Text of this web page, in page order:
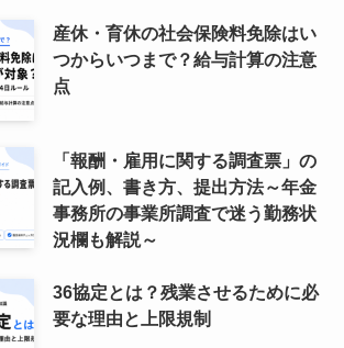
産休・育休の社会保険料免除はい
つからいつまで？給与計算の注意
点
「報酬・雇用に関する調査票」の
記入例、書き方、提出方法～年金
事務所の事業所調査で迷う勤務状
況欄も解説～
36協定とは？残業させるために必
要な理由と上限規制